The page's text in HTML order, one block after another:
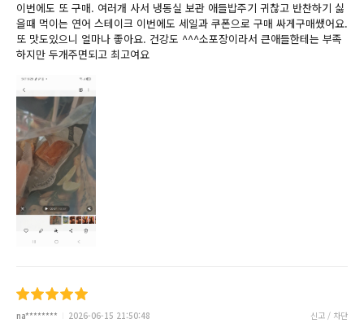
이번에도 또 구매. 여러개 사서 냉동실 보관 애들밥주기 귀찮고 반찬하기 싫
을때 먹이는 연어 스테이크 이번에도 세일과 쿠폰으로 구매 싸게구매쌨어요.
또 맛도있으니 얼마나 좋아요. 건강도 ^^^소포장이라서 큰애들한테는 부족
하지만 두개주면되고 최고여요
na******** 2026-06-15 21:50:48 신고 / 차단